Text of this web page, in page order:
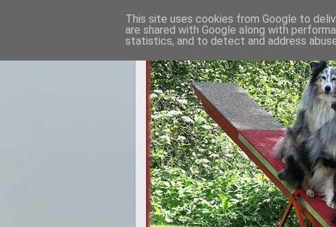
This site uses cookies from Google to
are shared with Google along with
statistics, and to detect and address